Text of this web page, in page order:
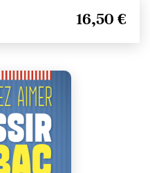
16,50 €